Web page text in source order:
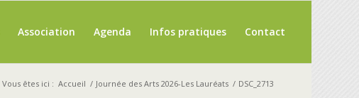
Association Agenda Infos pratiques Contact
Vous êtes ici : Accueil / Journée des Arts 2026-Les Lauréats / DSC_2713